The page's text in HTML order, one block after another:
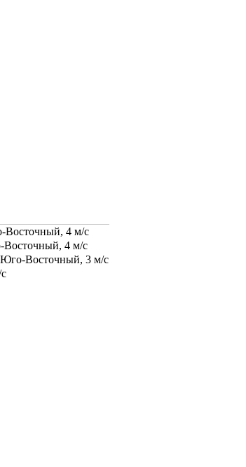
Восточный, 4 м/с
Восточный, 4 м/с
Юго-Восточный, 3 м/с